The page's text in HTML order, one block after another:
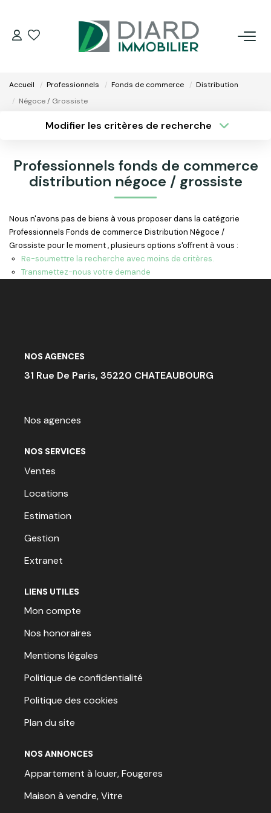
VENDRE / ESTIMER
FAIRE GÉRER SON BIEN
NOS AGENCES
ACTU & FISCALITÉ
Accueil Professionnels Fonds de commerce
Distribution
Négoce / Grossiste
Modifier les critères de recherche
Sélectionnez...
Type de bien
Surface min
Créer une alerte
Professionnels fonds de commerce
distribution négoce / grossiste
Nous n'avons pas de biens à vous proposer dans la catégorie
Professionnels Fonds de commerce Distribution Négoce /
Grossiste pour le moment , plusieurs options s'offrent à vous :
Re-soumettre la recherche avec moins de critères.
Transmettez-nous votre demande
NOS AGENCES
31 Rue De Paris, 35220 CHATEAUBOURG
Nos agences
NOS SERVICES
Ventes
Locations
Estimation
Gestion
Extranet
LIENS UTILES
Mon compte
Nos honoraires
Mentions légales
Politique de confidentialité
Politique des cookies
Plan du site
NOS ANNONCES
Appartement à louer, Fougeres
Maison à vendre, Vitre